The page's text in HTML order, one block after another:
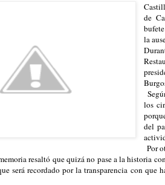
de
la
los
del
Por
resaltó que quizá no pase a la historia
será recordado por la transparencia con que